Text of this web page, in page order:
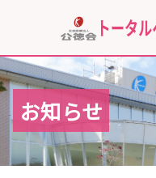
お知らせ